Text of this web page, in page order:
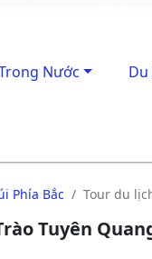
Nước
Phía Bắc Tour du
Tuyên